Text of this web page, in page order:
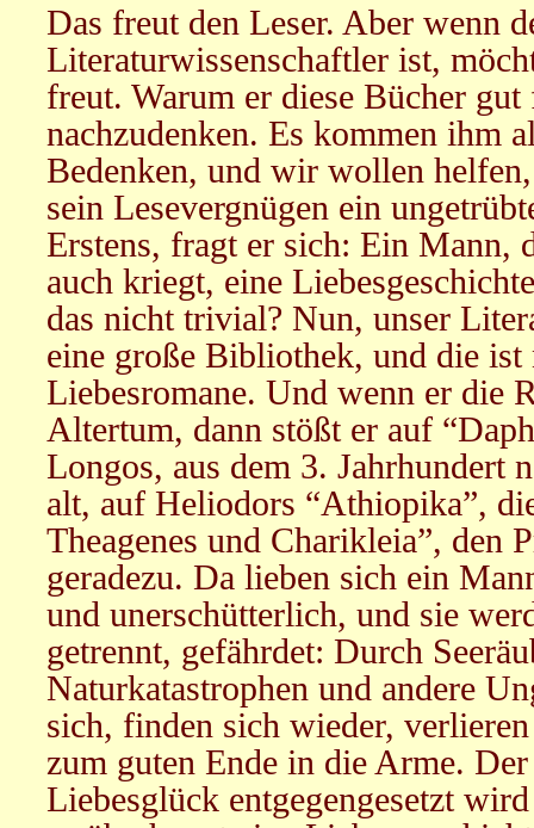
Das freut den Leser. Aber wenn
Literaturwissenschaftler ist,
freut. Warum er diese Bücher
nachzudenken. Es kommen ihm
Bedenken, und wir wollen
sein Lesevergnügen ein
Erstens, fragt er sich: Ein Mann,
auch kriegt, eine
das nicht trivial? Nun, unser
eine große Bibliothek, und die
Liebesromane. Und wenn er die
Altertum, dann stößt er auf
Longos, aus dem 3. Jahrhundert
alt, auf Heliodors “Athiopika”,
Theagenes und Charikleia”, den
geradezu. Da lieben sich ein
und unerschütterlich, und sie
getrennt, gefährdet: Durch
Naturkatastrophen und andere
sich, finden sich wieder,
zum guten Ende in die Arme.
Liebesglück entgegengesetzt